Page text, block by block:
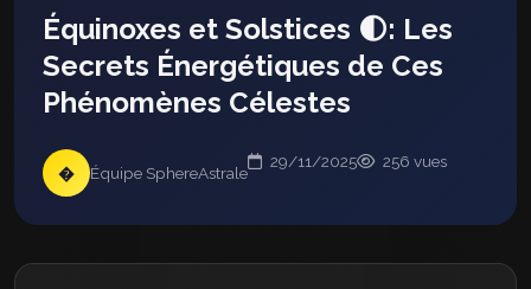
Équinoxes et Solstices 🌓: Les
Secrets Énergétiques de Ces
Phénomènes Célestes
� Équipe SphereAstrale
29/11/2025 256 vues